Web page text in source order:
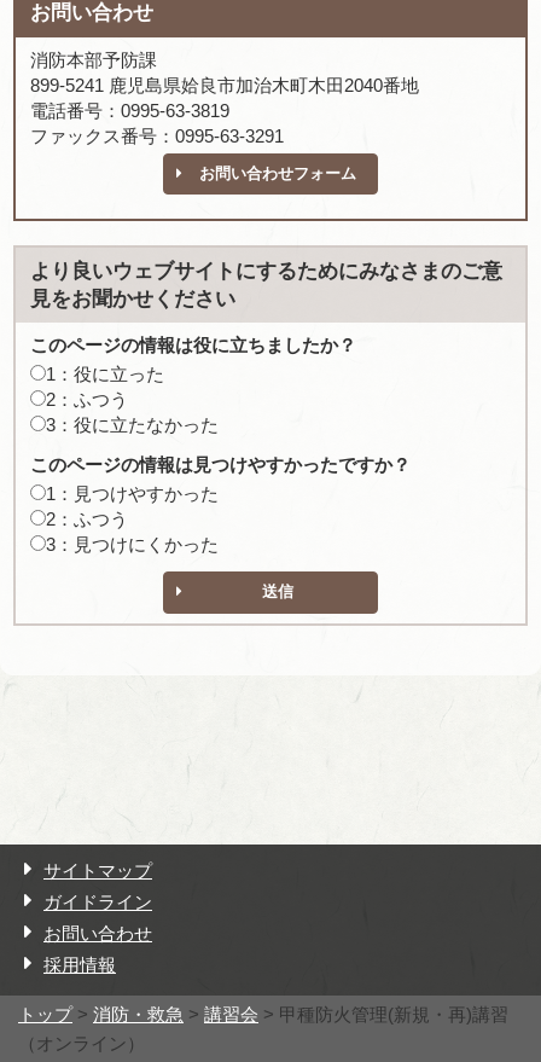
お問い合わせ
消防本部予防課
899-5241 鹿児島県姶良市加治木町木田2040番地
電話番号：0995-63-3819
ファックス番号：0995-63-3291
お問い合わせフォーム
より良いウェブサイトにするためにみなさまのご意
見をお聞かせください
このページの情報は役に立ちましたか？
1：役に立った
2：ふつう
3：役に立たなかった
このページの情報は見つけやすかったですか？
1：見つけやすかった
2：ふつう
3：見つけにくかった
送信
サイトマップ
ガイドライン
お問い合わせ
採用情報
トップ> 消防・救急 > 講習会 > 甲種防火管理(新規・再)講習
（オンライン）